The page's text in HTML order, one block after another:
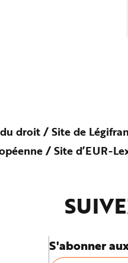
droit / Site de
/ Site d’EUR-
S'abonner